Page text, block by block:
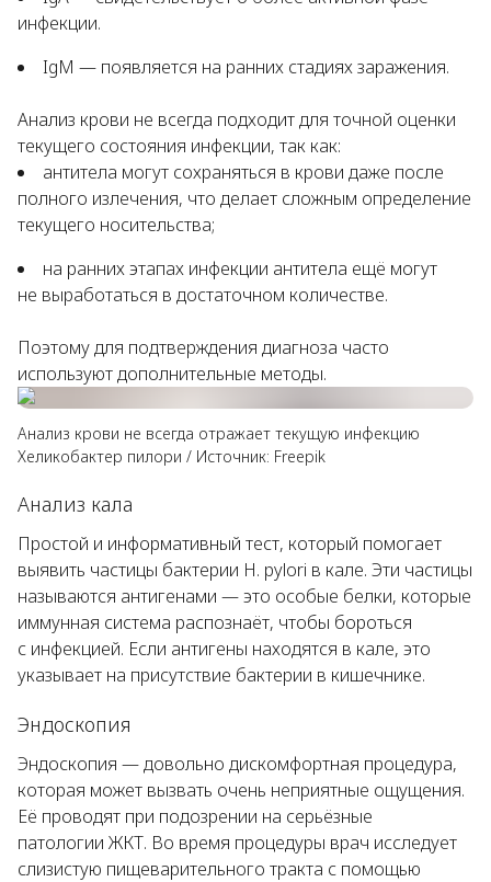
инфекции.
IgM — появляется на ранних стадиях заражения.
Анализ крови не всегда подходит для точной оценки
текущего состояния инфекции, так как:
антитела могут сохраняться в крови даже после
полного излечения, что делает сложным определение
текущего носительства;
на ранних этапах инфекции антитела ещё могут
не выработаться в достаточном количестве.
Поэтому для подтверждения диагноза часто
используют дополнительные методы.
Анализ крови не всегда отражает текущую инфекцию
Хеликобактер пилори / Источник: Freepik
Анализ кала
Простой и информативный тест, который помогает
выявить частицы бактерии H. pylori в кале. Эти частицы
называются антигенами — это особые белки, которые
иммунная система распознаёт, чтобы бороться
с инфекцией. Если антигены находятся в кале, это
указывает на присутствие бактерии в кишечнике.
Эндоскопия
Эндоскопия — довольно дискомфортная процедура,
которая может вызвать очень неприятные ощущения.
Её проводят при подозрении на серьёзные
патологии ЖКТ. Во время процедуры врач исследует
слизистую пищеварительного тракта с помощью